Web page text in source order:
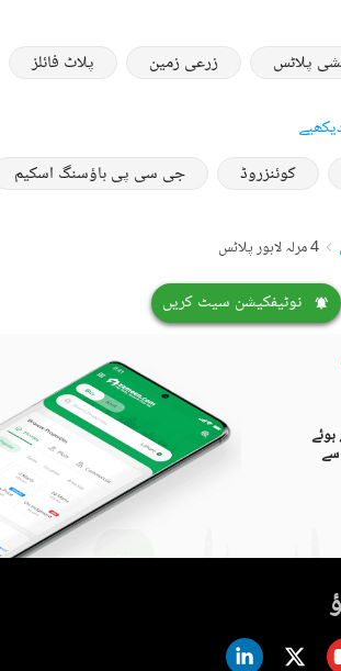
پلاٹس زرعی زمین پلاٹ فائلز
کوئنزروڈ جی سی پی ہاؤسنگ اسکیم
4 مرلہ لاہور پلاٹس
نوٹیفکیشن سیٹ کریں
سے